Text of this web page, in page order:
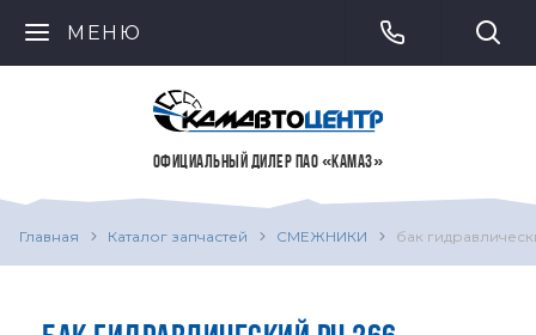
МЕНЮ
ОФИЦИАЛЬНЫЙ ДИЛЕР ПАО «КАМАЗ»
Главная Каталог запчастей СМЕЖНИКИ бак